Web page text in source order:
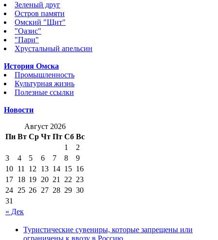
Зеленый друг
Остров памяти
Омский "Щит"
"Оазис"
"Пари"
Хрустальный апельсин
История Омска
Промышленность
Культурная жизнь
Полезные ссылки
Новости
Август 2026
Пн Вт Ср Чт Пт Сб Вс
« Дек
1
2
3
4 5 6 7 8
9
10 11 12 13 14 15 16
17 18 19 20 21 22 23
24 25 26 27 28 29 30
31
Туристические сувениры, которые запрещены или
ограничены к ввозу в Россию